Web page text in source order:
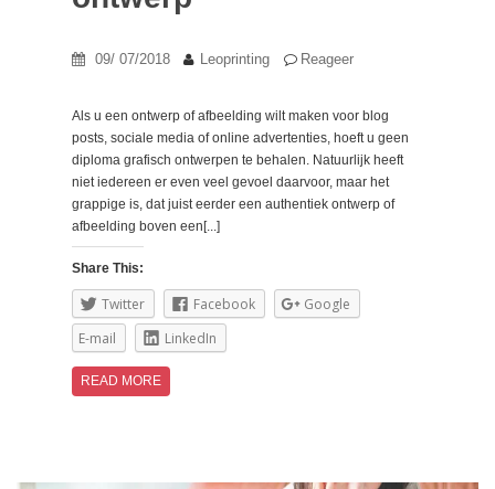
09/ 07/2018 Leoprinting Reageer
Als u een ontwerp of afbeelding wilt maken voor blog
posts, sociale media of online advertenties, hoeft u geen
diploma grafisch ontwerpen te behalen. Natuurlijk heeft
niet iedereen er even veel gevoel daarvoor, maar het
grappige is, dat juist eerder een authentiek ontwerp of
afbeelding boven een[...]
Share This:
Twitter Facebook
Google
E-mail
LinkedIn
READ MORE